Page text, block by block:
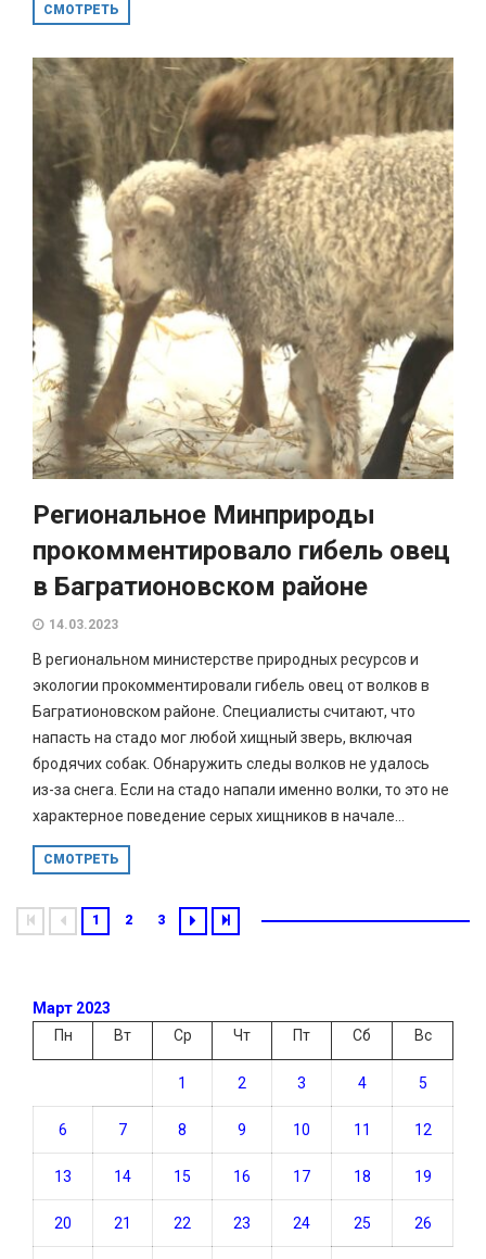
СМОТРЕТЬ
Региональное Минприроды
прокомментировало гибель овец
в Багратионовском районе
14.03.2023
В региональном министерстве природных ресурсов и
экологии прокомментировали гибель овец от волков в
Багратионовском районе. Специалисты считают, что
напасть на стадо мог любой хищный зверь, включая
бродячих собак. Обнаружить следы волков не удалось
из-за снега. Если на стадо напали именно волки, то это не
характерное поведение серых хищников в начале...
СМОТРЕТЬ
1 2 3
Март 2023
Пн
Вт Ср Чт Пт Сб Вс
1 2 3 4 5
6 7 8 9 10 11 12
13 14 15 16 17 18 19
20 21 22 23 24 25 26